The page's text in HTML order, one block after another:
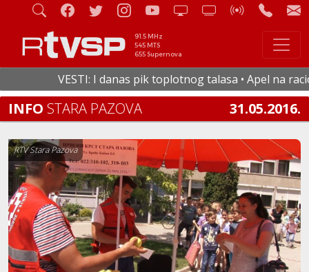
91.5 MHz
545 MTS
655 Supernova
VESTI: I danas pik toplotnog talasa • Apel na
INFO STARA PAZOVA 31.05.2016.
RTV Stara Pazova